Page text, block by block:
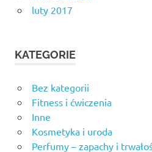
luty 2017
KATEGORIE
Bez kategorii
Fitness i ćwiczenia
Inne
Kosmetyka i uroda
Perfumy – zapachy i